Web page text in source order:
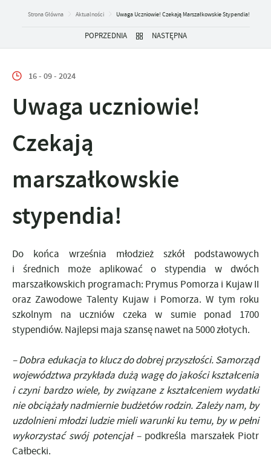
Strona Główna Aktualności Uwaga Uczniowie! Czekają Marszałkowskie Stypendia!
POPRZEDNIA NASTĘPNA
16 - 09 - 2024
Uwaga uczniowie!
Czekają
marszałkowskie
stypendia!
Do końca września młodzież szkół podstawowych
i średnich może aplikować o stypendia w dwóch
marszałkowskich programach: Prymus Pomorza i Kujaw II
oraz Zawodowe Talenty Kujaw i Pomorza. W tym roku
szkolnym na uczniów czeka w sumie ponad 1700
stypendiów. Najlepsi maja szansę nawet na 5000 złotych.
– Dobra edukacja to klucz do dobrej przyszłości. Samorząd
województwa przykłada dużą wagę do jakości kształcenia
i czyni bardzo wiele, by związane z kształceniem wydatki
nie obciążały nadmiernie budżetów rodzin. Zależy nam, by
uzdolnieni młodzi ludzie mieli warunki ku temu, by w pełni
wykorzystać swój potencjał – podkreśla marszałek Piotr
Całbecki.